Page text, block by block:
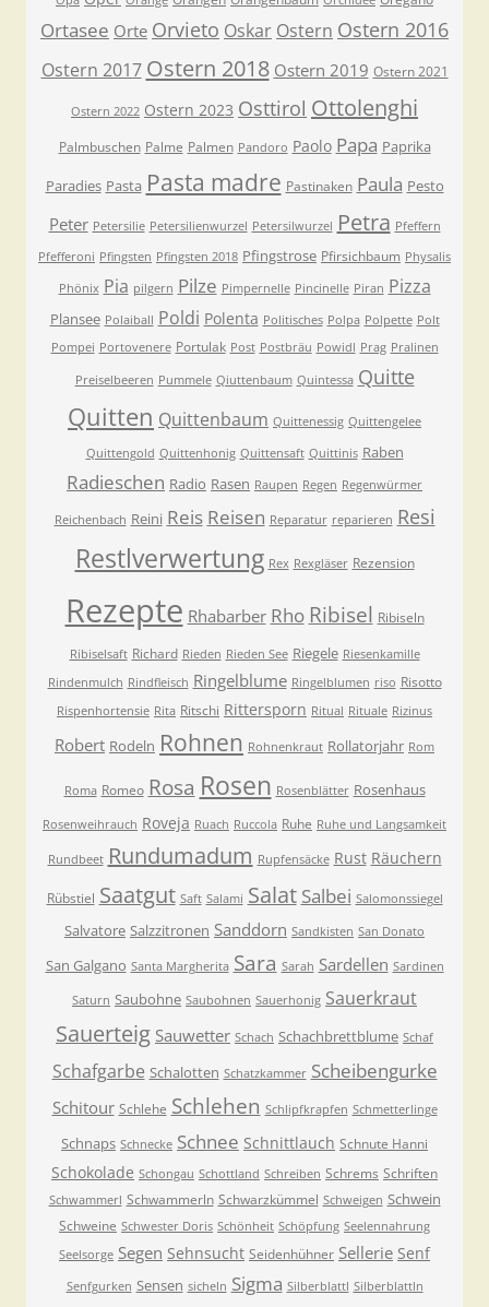
Ortasee Orte Orvieto Oskar Ostern Ostern 2016
Ostern 2017 Ostern 2018 Ostern 2019 Ostern 2021
Ostern 2022 Ostern 2023 Osttirol Ottolenghi
Palmbuschen Palme Palmen Pandoro Paolo Papa Paprika
Paradies Pasta Pasta madre Pastinaken Paula Pesto
Peter Petersilie Petersilienwurzel Petersilwurzel Petra Pfeffern
Pfefferoni Pfingsten Pfingsten 2018 Pfingstrose Pfirsichbaum Physalis
Phönix Pia pilgern Pilze Pimpernelle Pincinelle Piran Pizza
Plansee Polaiball Poldi Polenta Politisches Polpa Polpette Polt
Pompei Portovenere Portulak Post Postbräu Powidl Prag Pralinen
Preiselbeeren Pummele Qiuttenbaum Quintessa Quitte
Quitten Quittenbaum Quittenessig Quittengelee
Quittengold Quittenhonig Quittensaft Quittinis Raben
Radieschen Radio Rasen Raupen Regen Regenwürmer
Reichenbach Reini Reis Reisen Reparatur reparieren Resi
Restlverwertung Rex Rexgläser Rezension
Rezepte Rhabarber Rho Ribisel Ribiseln
Ribiselsaft Richard Rieden Rieden See Riegele Riesenkamille
Rindenmulch Rindfleisch Ringelblume Ringelblumen riso Risotto
Rispenhortensie Rita Ritschi Rittersporn Ritual Rituale Rizinus
Robert Rodeln Rohnen Rohnenkraut Rollatorjahr Rom
Roma Romeo Rosa Rosen Rosenblätter Rosenhaus
Rosenweihrauch Roveja Ruach Ruccola Ruhe Ruhe und Langsamkeit
Rundbeet Rundumadum Rupfensäcke Rust Räuchern
Rübstiel Saatgut Saft Salami Salat Salbei Salomonssiegel
Salvatore Salzzitronen Sanddorn Sandkisten San Donato
San Galgano Santa Margherita Sara Sarah Sardellen Sardinen
Saturn Saubohne Saubohnen Sauerhonig Sauerkraut
Sauerteig Sauwetter Schach Schachbrettblume Schaf
Schafgarbe Schalotten Schatzkammer Scheibengurke
Schitour Schlehe Schlehen Schlipfkrapfen Schmetterlinge
Schnaps Schnecke Schnee Schnittlauch Schnute Hanni
Schokolade Schongau Schottland Schreiben Schrems Schriften
Schwammerl Schwammerln Schwarzkümmel Schweigen Schwein
Schweine Schwester Doris Schönheit Schöpfung Seelennahrung
Seelsorge Segen Sehnsucht Seidenhühner Sellerie Senf
Senfgurken Sensen sicheln Sigma Silberblattl Silberblattln